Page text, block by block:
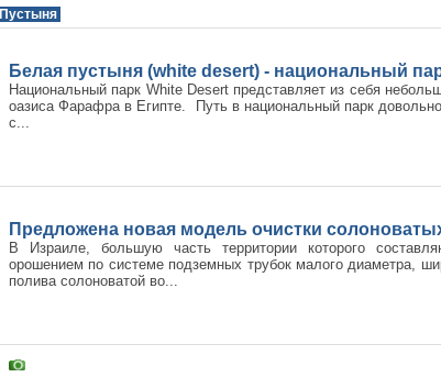
Пустыня
Белая пустыня (white desert) - национальный
Национальный парк White Desert представляет из себя
оазиса Фарафра в Египте. Путь в национальный парк довольно
с...
Предложена новая модель очистки
В Израиле, большую часть территории которого
орошением по системе подземных трубок малого диаметра,
полива солоноватой во...